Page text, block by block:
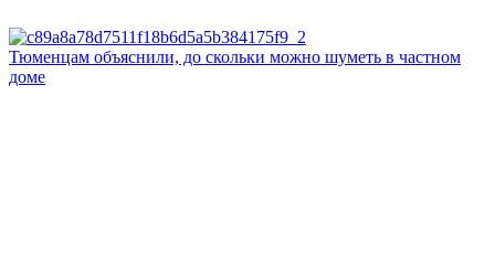
Тюменцам объяснили, до скольки можно шуметь в частном
доме